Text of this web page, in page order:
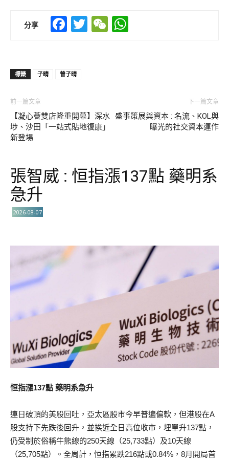
分享 Facebook
TwitterWeChat
標籤 子晴 曾子晴
前一篇文章
【凝心薈雙店隆重開幕】深水
埗、沙田「一站式貼地復康」
新登場
下一篇文章
盛事策展與資本 : 名流、KOL與
曝光的社交資本運作
張智威 : 恒指漲137點 藥明系
急升
2026-08-07
恒指漲137點 藥明系急升
連日破頂的美股回吐，亞太區股市今早普遍偏軟，但港股在A
股支持下先跌後回升，並挨近全日高位收市，埋單升137點，
仍受制於俗稱牛熊線的250天線（25,733點）及10天線
（25,705點）。全周計，恒指累跌216點或0.84%，8月開局首